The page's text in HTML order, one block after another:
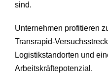
sind.
Unternehmen profitieren
Logistikstandorten und
Arbeitskräftepotenzial.